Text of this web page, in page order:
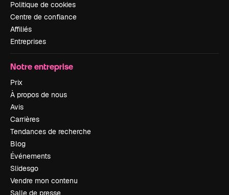
Politique de cookies
Centre de confiance
Affiliés
Entreprises
Notre entreprise
Prix
À propos de nous
Avis
Carrières
Tendances de recherche
Blog
Événements
Slidesgo
Vendre mon contenu
Salle de presse